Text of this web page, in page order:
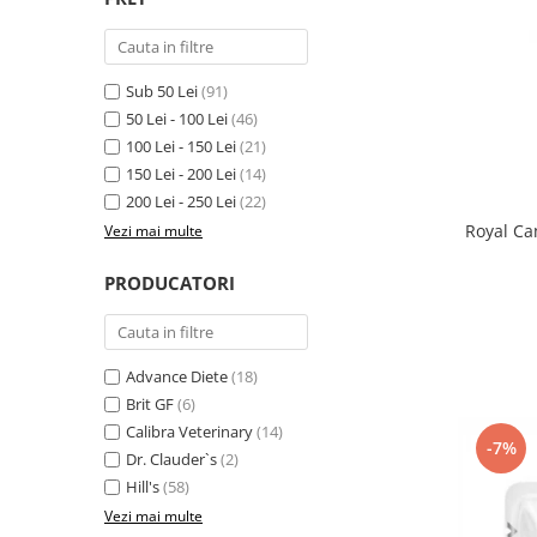
Antiparazitare interne si externe
Diverse caini
Suplimente nutritive, vitamine
Lapte Caini
Hrana economica caini
Castroane si boluri pentru apa si
Custi transport - Caini
Hamuri, Lese si Zgarzi
Jucarii caini
Paturi, perne si cosuri pentru caini
Igiena si ingrijire caini
Antiparazitare interne si externe
Diverse pisici
Suplimente nutritive, vitamine
Igiena si ingrijire pisici
Asternut litiera / Nisip / Silicat
Igiena Interior
Igiena Pisici
Perii si descalcitoare pisici
Sampoane si Balsamuri
Solutii Atractante si repelente
Accesorii Pisici
Ansambluri de joaca, sisaluri
Castroane si boluri pentru apa si
Sub 50 Lei(91)
50 Lei - 100 Lei(46)
100 Lei - 150 Lei(21)
150 Lei - 200 Lei(14)
200 Lei - 250 Lei(22)
Vezi mai multe
PRODUCATORI
Advance Diete(18)
Brit GF(6)
Calibra Veterinary(14)
Dr. Clauder`s(2)
Hill's(58)
Vezi mai multe
Royal
-7%